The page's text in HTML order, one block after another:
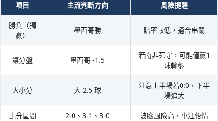
項目 主流判斷方向 風險提醒
勝負（獨
贏）
墨西哥勝 賠率較低，適合串關
讓分盤 墨西哥 -1.5
若南非死守，可能僅贏1
球輸盤
大小分 大 2.5 球
注意上半場若0:0，下半
場追大
比分區間 2-0、3-1、3-0 波膽風險高，小注怡情